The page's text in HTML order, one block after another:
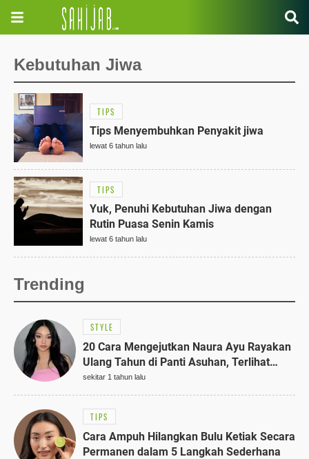
Kebutuhan Jiwa
TIPS
Tips Menyembuhkan Penyakit jiwa
lewat 6 tahun lalu
TIPS
Yuk, Penuhi Kebutuhan Jiwa dengan
Rutin Puasa Senin Kamis
lewat 6 tahun lalu
Trending
STYLE
20 Cara Mengejutkan Naura Ayu Rayakan
Ulang Tahun di Panti Asuhan, Terlihat
Anggun dengan Kaftan Cokelat
sekitar 1 tahun lalu
TIPS
Cara Ampuh Hilangkan Bulu Ketiak Secara
Permanen dalam 5 Langkah Sederhana